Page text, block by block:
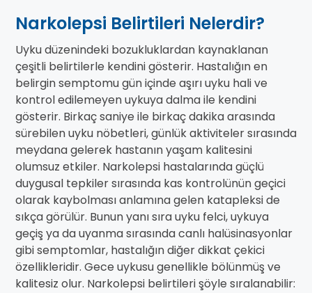
Narkolepsi Belirtileri Nelerdir?
Uyku düzenindeki bozukluklardan kaynaklanan
çeşitli belirtilerle kendini gösterir. Hastalığın en
belirgin semptomu gün içinde aşırı uyku hali ve
kontrol edilemeyen uykuya dalma ile kendini
gösterir. Birkaç saniye ile birkaç dakika arasında
sürebilen uyku nöbetleri, günlük aktiviteler sırasında
meydana gelerek hastanın yaşam kalitesini
olumsuz etkiler. Narkolepsi hastalarında güçlü
duygusal tepkiler sırasında kas kontrolünün geçici
olarak kaybolması anlamına gelen katapleksi de
sıkça görülür. Bunun yanı sıra uyku felci, uykuya
geçiş ya da uyanma sırasında canlı halüsinasyonlar
gibi semptomlar, hastalığın diğer dikkat çekici
özellikleridir. Gece uykusu genellikle bölünmüş ve
kalitesiz olur. Narkolepsi belirtileri şöyle sıralanabilir: